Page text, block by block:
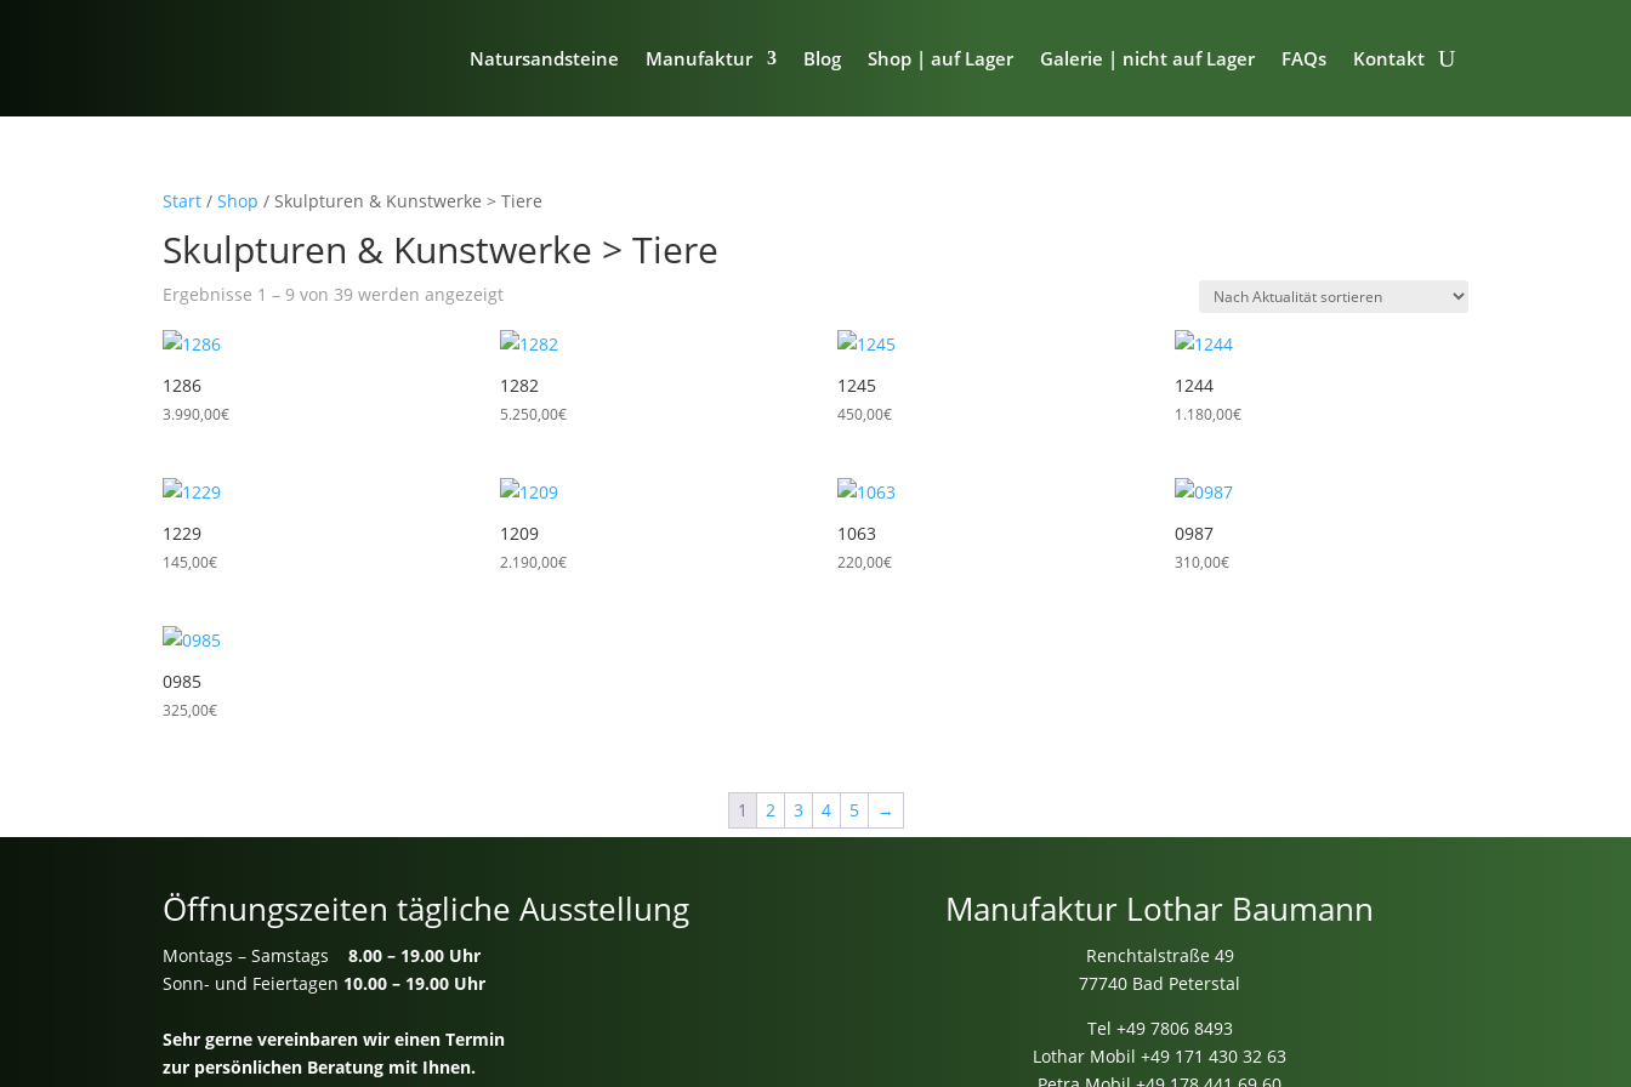
Natursandsteine Manufaktur Blog Shop | auf Lager Galerie | nicht auf Lager FAQs Kontakt
Start /Shop / Skulpturen & Kunstwerke > Tiere
Skulpturen & Kunstwerke > Tiere
Ergebnisse 1 – 9 von 39 werden angezeigtNach
sortiert
1286
3.990,00€
1282
5.250,00€
1245
450,00€
1244
1.180,00€
1229
145,00€
1209
2.190,00€
1063
220,00€
0987
310,00€
0985
325,00€
1 2 3 4 5 →
Öffnungszeiten tägliche Ausstellung
Montags – Samstags8.00 – 19.00 Uhr
Sonn- und Feiertagen 10.00 – 19.00 Uhr
Sehr gerne vereinbaren wir einen Termin
zur persönlichen Beratung mit Ihnen.
Manufaktur Lothar Baumann
Renchtalstraße 49
77740 Bad Peterstal
Tel +49 7806 8493
Lothar Mobil+49 171 430 32 63